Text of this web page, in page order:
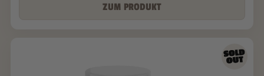
ZUM PRODUKT